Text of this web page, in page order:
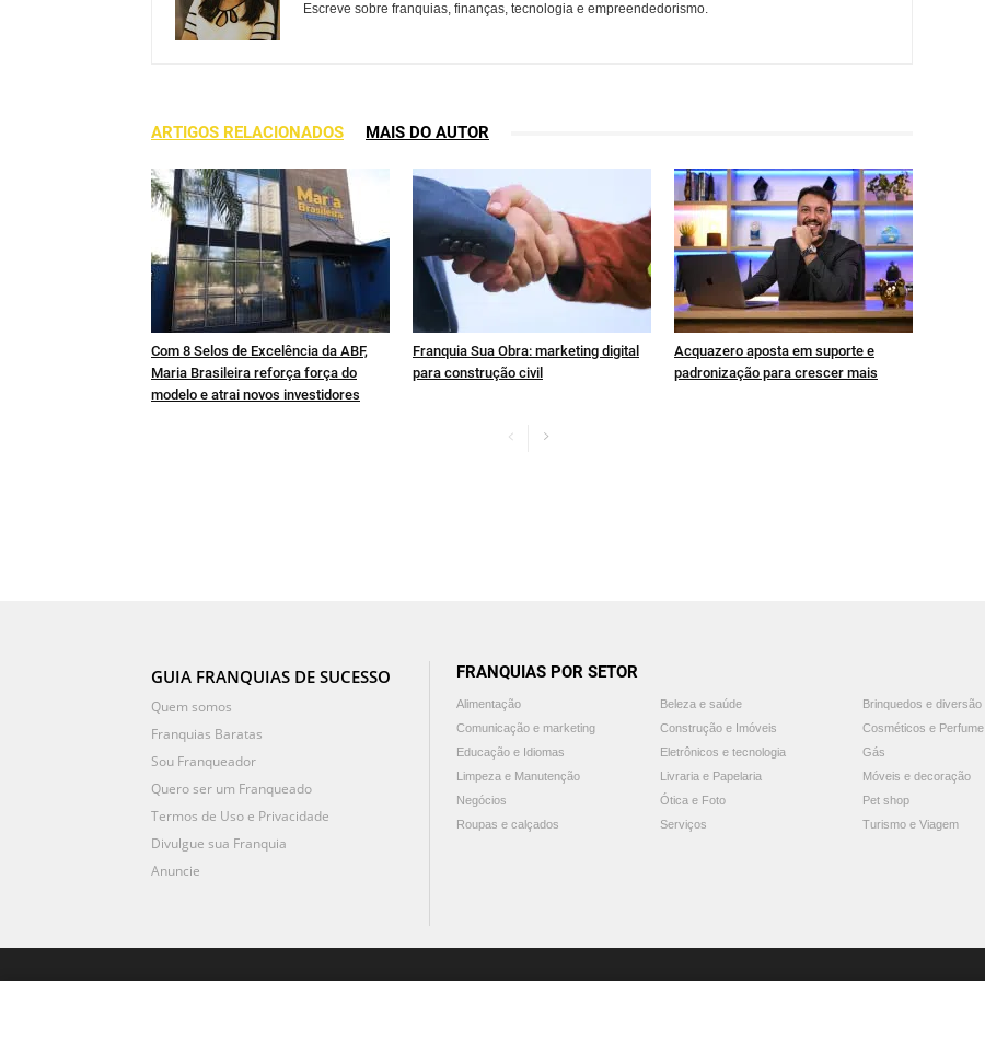
Escreve sobre franquias, finanças, tecnologia e empreendedorismo.
ARTIGOS RELACIONADOS MAIS DO AUTOR
Com 8 Selos de Excelência da ABF,
Maria Brasileira reforça força do
modelo e atrai novos investidores
Franquia Sua Obra: marketing digital
para construção civil
Acquazero aposta em suporte e
padronização para crescer mais
GUIA FRANQUIAS DE SUCESSO
Quem somos
Franquias Baratas
Sou Franqueador
Quero ser um Franqueado
Termos de Uso e Privacidade
Divulgue sua Franquia
Anuncie
FRANQUIAS POR SETOR
Alimentação Beleza e saúde
Brinquedos e diversão
Comunicação e marketing
Construção e Imóveis
Cosméticos e Perfume
Educação e Idiomas
Eletrônicos e tecnologia
Gás
Limpeza e Manutenção
Livraria e Papelaria
Móveis e decoração
Negócios
Ótica e Foto
Pet shop
Roupas e calçados
Serviços Turismo e Viagem